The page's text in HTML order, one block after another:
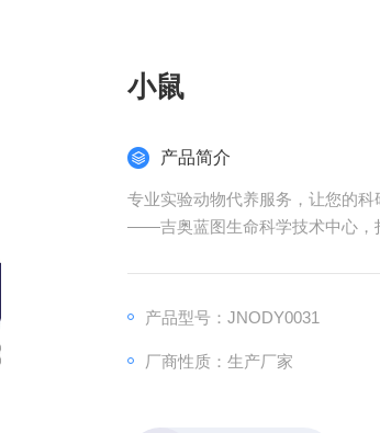
小鼠
产品简介
专业实验动物代养服务，让您的科
——吉奥蓝图生命科学技术中心，
是否担心实验动物的标准化饲养影
选择代养服务，让我们解决一切
产品型号：JNODY0031
厂商性质：生产厂家